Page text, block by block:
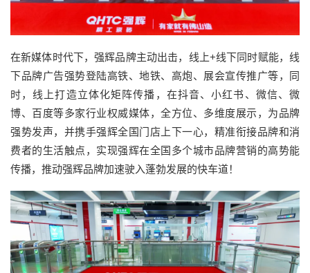
在新媒体时代下，强辉品牌主动出击，线上+线下同时赋能，线
下品牌广告强势登陆高铁、地铁、高炮、展会宣传推广等，同
时，线上打造立体化矩阵传播，在抖音、小红书、微信、微
博、百度等多家行业权威媒体，全方位、多维度展示，为品牌
强势发声，并携手强辉全国门店上下一心，精准衔接品牌和消
费者的生活触点，实现强辉在全国多个城市品牌营销的高势能
传播，推动强辉品牌加速驶入蓬勃发展的快车道！